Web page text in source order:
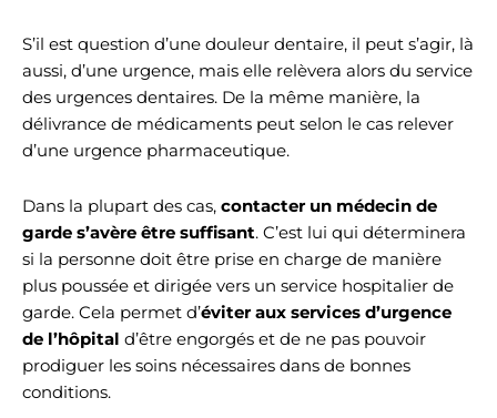
S’il est question d’une douleur dentaire, il peut s’agir, là
aussi, d’une urgence, mais elle relèvera alors du service
des urgences dentaires. De la même manière, la
délivrance de médicaments peut selon le cas relever
d’une urgence pharmaceutique.
Dans la plupart des cas, contacter un médecin de
garde s’avère être suffisant. C’est lui qui déterminera
si la personne doit être prise en charge de manière
plus poussée et dirigée vers un service hospitalier de
garde. Cela permet d’éviter aux services d’urgence
de l’hôpital d’être engorgés et de ne pas pouvoir
prodiguer les soins nécessaires dans de bonnes
conditions.